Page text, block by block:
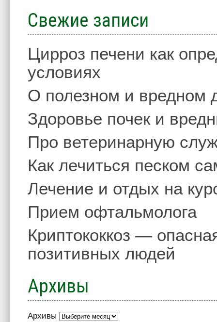
Свежие записи
Цирроз печени как
условиях
О полезном и вредном
Здоровье почек и
Про ветеринарную
Как лечиться песком
Лечение и отдых на
Прием офтальмолога
Криптококкоз —
позитивных людей
Архивы
Архивы